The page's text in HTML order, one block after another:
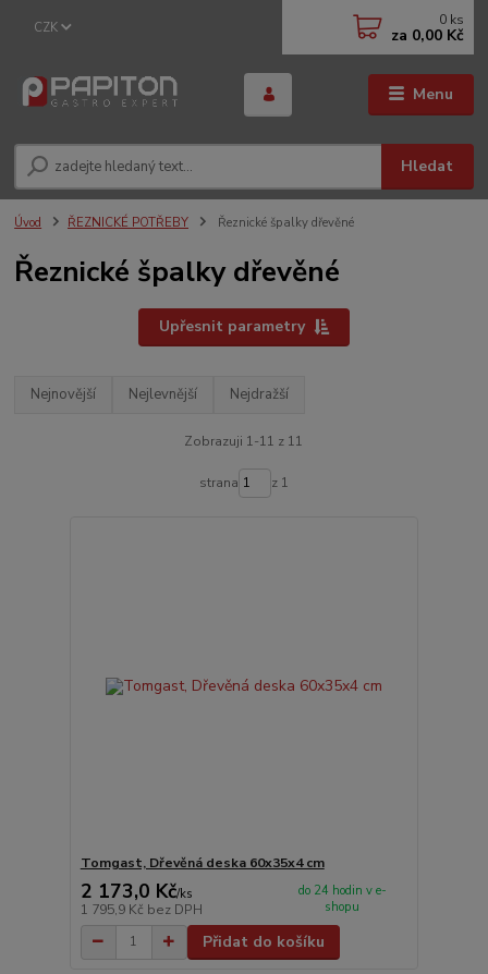
Menu
CZK
Hledat
0 ks
za 0,00 Kč
Úvod ŘEZNICKÉ POTŘEBY Řeznické špalky dřevěné
Řeznické špalky dřevěné
Upřesnit parametry
Nejnovější Nejlevnější Nejdražší
Zobrazuji 1-11 z 11
strana z 1
Tomgast, Dřevěná deska 60x35x4 cm
2 173,0 Kč/ks
1 795,9 Kč bez DPH
do 24 hodin v e-
shopu
Přidat do košíku